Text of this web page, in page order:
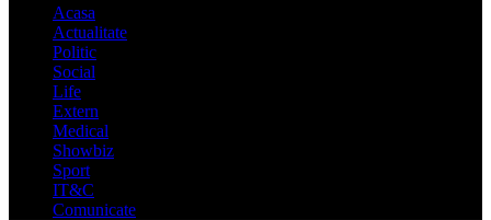
Acasa
Actualitate
Politic
Social
Life
Extern
Medical
Showbiz
Sport
IT&C
Comunicate